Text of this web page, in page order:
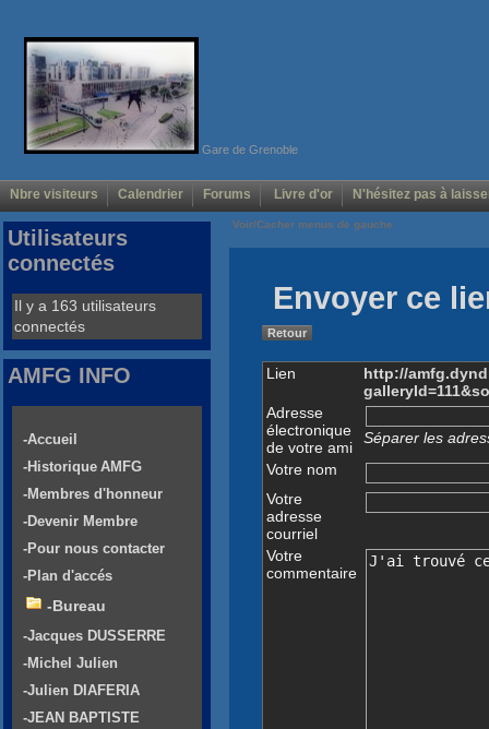
Gare de Grenoble
Nbre visiteurs Calendrier Forums Livre d'or N'hésitez pas à
Voir/Cacher menus de gauche
Envoyer ce
Retour
Lien
http://
Adresse
électronique
de votre ami
Séparer les
Votre nom
Votre
adresse
courriel
Votre
commentaire
Utilisateurs
connectés
Il y a 163 utilisateurs
connectés
AMFG INFO
-Accueil
-Historique AMFG
-Membres d'honneur
-Devenir Membre
-Pour nous contacter
-Plan d'accés
-Bureau
-Jacques DUSSERRE
-Michel Julien
-Julien DIAFERIA
-JEAN BAPTISTE